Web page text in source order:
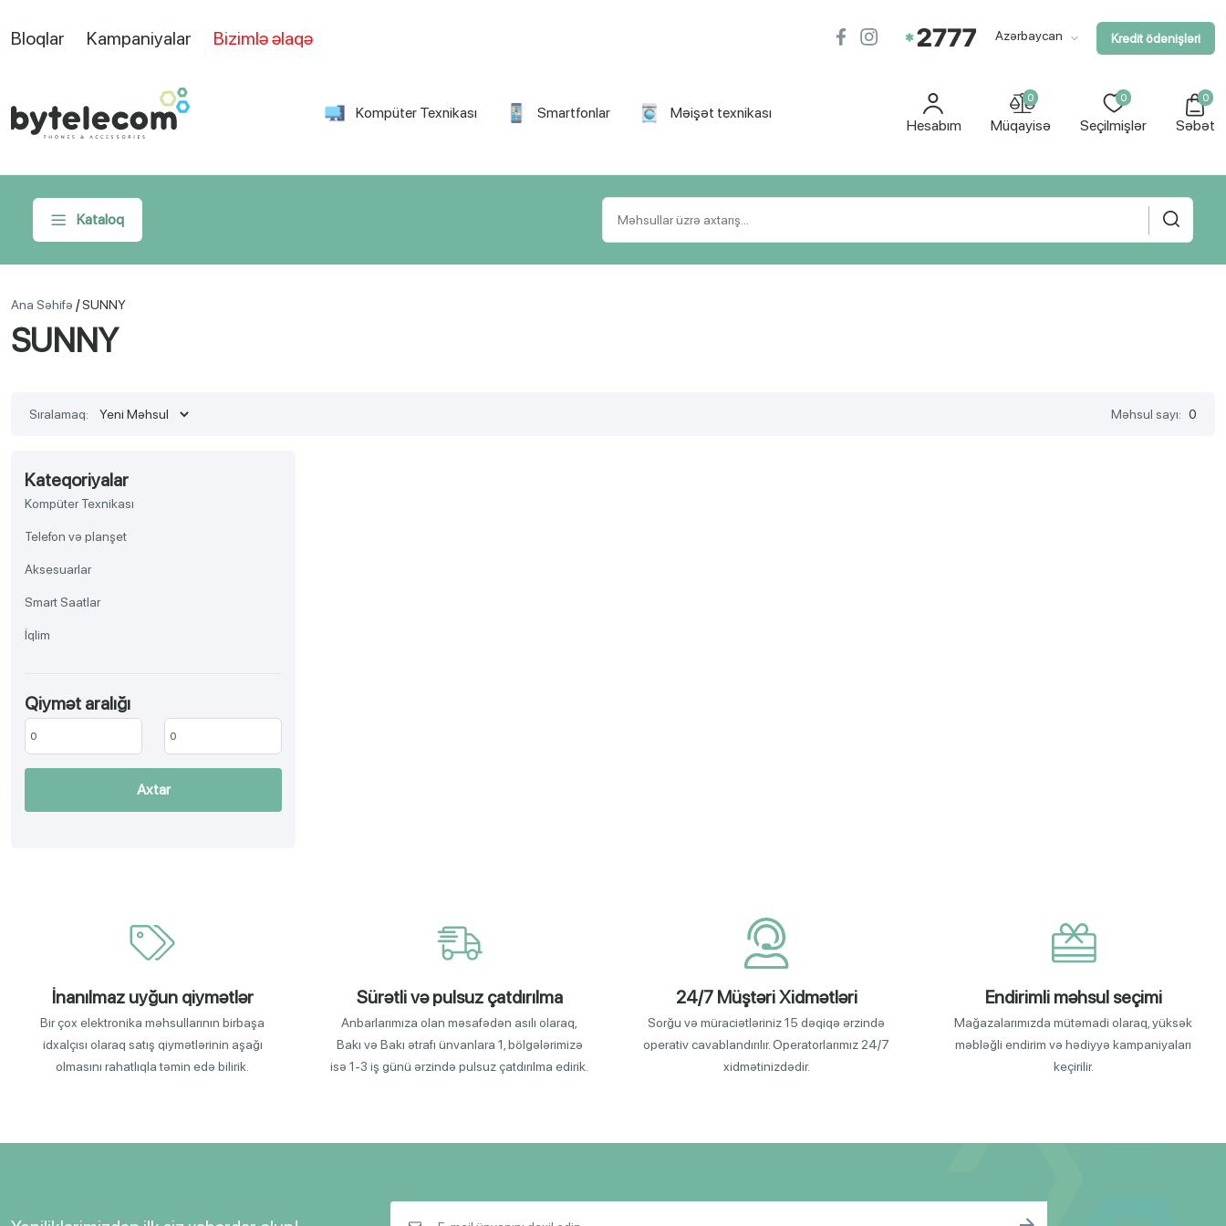
Bloqlar Kampaniyalar Bizimlə əlaqə Azərbaycan Kredit ödənişləri
Kompüter Texnikası Smartfonlar Məişət texnikası
Hesabım
0
Müqayisə
0
Seçilmişlər
0
Səbət
Kataloq
Ana Səhifə /SUNNY
SUNNY
Sıralamaq: Məhsul sayı: 0
Kateqoriyalar
Kompüter Texnikası
Telefon və planşet
Aksesuarlar
Smart Saatlar
İqlim
Aksesuar
Məişət texnikası
Gözəllik və sağlamlıq
Qiymət aralığı
Axtar
İnanılmaz uyğun qiymətlər
Bir çox elektronika məhsullarının birbaşa
idxalçısı olaraq satış qiymətlərinin aşağı
olmasını rahatlıqla təmin edə bilirik.
Sürətli və pulsuz çatdırılma
Anbarlarımıza olan məsafədən asılı olaraq,
Bakı və Bakı ətrafı ünvanlara 1, bölgələrimizə
isə 1-3 iş günü ərzində pulsuz çatdırılma edirik.
24/7 Müştəri Xidmətləri
Sorğu və müraciətləriniz 15 dəqiqə ərzində
operativ cavablandırılır. Operatorlarımız 24/7
xidmətinizdədir.
Endirimli məhsul seçimi
Mağazalarımızda mütəmadi olaraq, yüksək
məbləğli endirim və hədiyyə kampaniyaları
keçirilir.